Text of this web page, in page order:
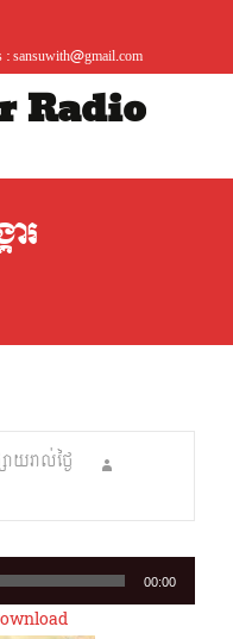
sansuwith@gmail.com
Radio
រ
ាយរាល់ថ្ងៃ
00:00